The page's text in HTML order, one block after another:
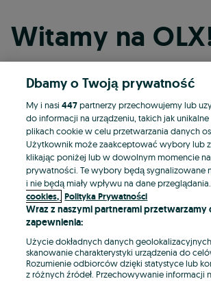
Witamy na
Kontynuuj przez
Kontynuuj przez konto
Kontynuuj przez konto
LUB
E-mail
Dbamy o Twoją prywatność
My i nasi447partnerzy przechowujemy lub
do informacji na urządzeniu, takich jak
plikach cookie w celu przetwarzania danych
Użytkownik może zaakceptować wybory lub
klikając poniżej lub w dowolnym momencie
prywatności. Te wybory będą sygnalizowane
i nie będą miały wpływu na dane przeglądania.
cookies, Polityka Prywatności
Wraz z naszymi partnerami przetwarzamy
zapewnienia:
Użycie dokładnych danych
skanowanie charakterystyki urządzenia do
Rozumienie odbiorców dzięki statystyce lub
z różnych źródeł. Przechowywanie informacji